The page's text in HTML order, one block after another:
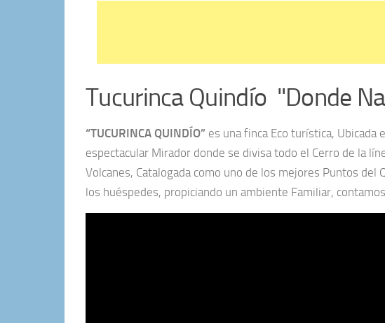
Tucurinca Quindío "Donde
“TUCURINCA QUINDÍO” es una finca Eco turística, Ubicada
espectacular Mirador donde se divisa todo el Cerro de la
Volcanes, Catalogada como uno de los mejores Puntos
los huéspedes, propiciando un ambiente Familiar,